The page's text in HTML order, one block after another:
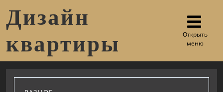
Дизайн
квартиры
Открыть
меню